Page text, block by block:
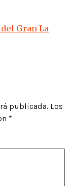
Gran La
publicada. Los
*